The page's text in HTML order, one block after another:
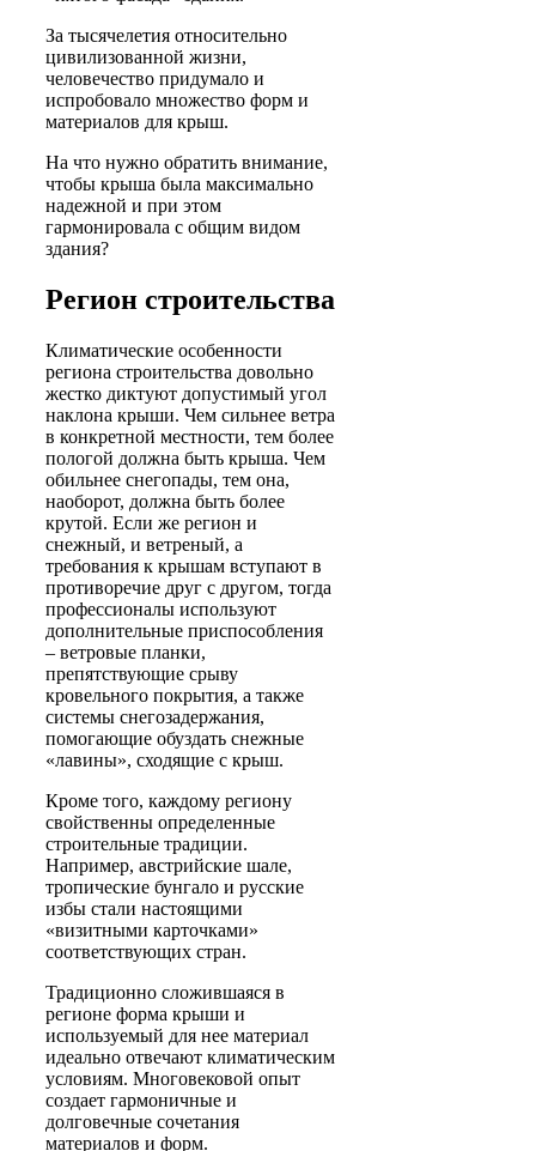
За тысячелетия относительно
цивилизованной жизни,
человечество придумало и
испробовало множество форм и
материалов для крыш.
На что нужно обратить внимание,
чтобы крыша была максимально
надежной и при этом
гармонировала с общим видом
здания?
Регион строительства
Климатические особенности
региона строительства довольно
жестко диктуют допустимый угол
наклона крыши. Чем сильнее ветра
в конкретной местности, тем более
пологой должна быть крыша. Чем
обильнее снегопады, тем она,
наоборот, должна быть более
крутой. Если же регион и
снежный, и ветреный, а
требования к крышам вступают в
противоречие друг с другом, тогда
профессионалы используют
дополнительные приспособления
– ветровые планки,
препятствующие срыву
кровельного покрытия, а также
системы снегозадержания,
помогающие обуздать снежные
«лавины», сходящие с крыш.
Кроме того, каждому региону
свойственны определенные
строительные традиции.
Например, австрийские шале,
тропические бунгало и русские
избы стали настоящими
«визитными карточками»
соответствующих стран.
Традиционно сложившаяся в
регионе форма крыши и
используемый для нее материал
идеально отвечают климатическим
условиям. Многовековой опыт
создает гармоничные и
долговечные сочетания
материалов и форм.